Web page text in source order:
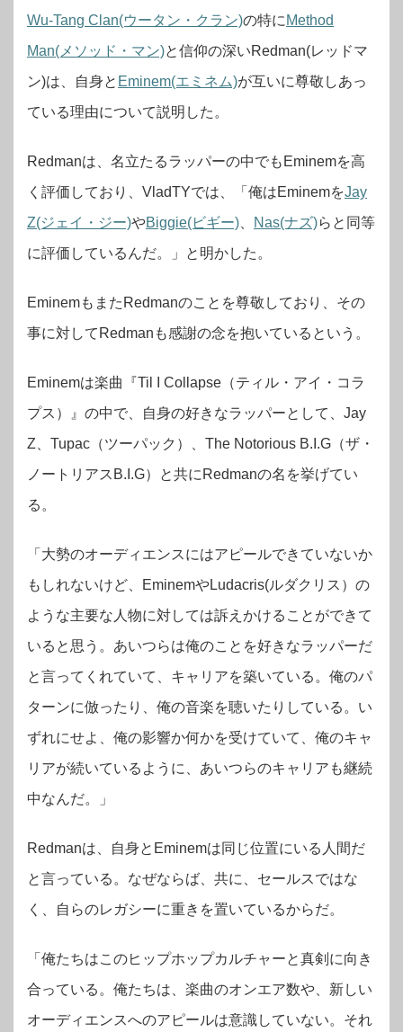
Wu-Tang Clan(ウータン・クラン)の特に Method
Man(メソッド・マン)と信仰の深いRedman(レッドマ
ン)は、自身と Eminem(エミネム)が互いに尊敬しあっ
ている理由について説明した。
Redmanは、名立たるラッパーの中でもEminemを高
く評価しており、VladTYでは、「俺はEminemをJay
Z(ジェイ・ジー)やBiggie(ビギー) Nas(ナズ)らと同等
に評価しているんだ。」と明かした。
EminemもまたRedmanのことを尊敬しており、その
事に対してRedmanも感謝の念を抱いているという。
Eminemは楽曲『Til I Collapse（ティル・アイ・コラ
プス）』の中で、自身の好きなラッパーとして、Jay
Z、Tupac（ツーパック）、The Notorious B.I.G（ザ・
ノートリアスB.I.G）と共にRedmanの名を挙げてい
る。
「大勢のオーディエンスにはアピールできていないか
もしれないけど、EminemやLudacris(ルダクリス）の
ような主要な人物に対しては訴えかけることができて
いると思う。あいつらは俺のことを好きなラッパーだ
と言ってくれていて、キャリアを築いている。俺のパ
ターンに倣ったり、俺の音楽を聴いたりしている。い
ずれにせよ、俺の影響か何かを受けていて、俺のキャ
リアが続いているように、あいつらのキャリアも継続
中なんだ。」
Redmanは、自身とEminemは同じ位置にいる人間だ
と言っている。なぜならば、共に、セールスではな
く、自らのレガシーに重きを置いているからだ。
「俺たちはこのヒップホップカルチャーと真剣に向き
合っている。俺たちは、楽曲のオンエア数や、新しい
オーディエンスへのアピールは意識していない。それ